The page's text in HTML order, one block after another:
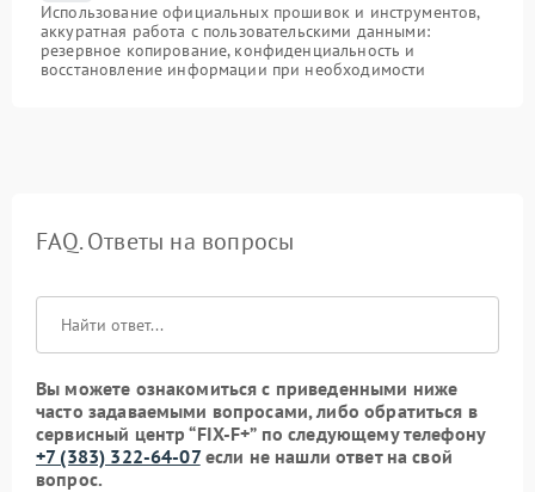
Использование официальных прошивок и инструментов,
аккуратная работа с пользовательскими данными:
резервное копирование, конфиденциальность и
восстановление информации при необходимости
FAQ. Ответы на вопросы
Вы можете ознакомиться с приведенными ниже
часто задаваемыми вопросами, либо обратиться в
сервисный центр “FIX-F+” по следующему телефону
+7 (383) 322-64-07если не нашли ответ на свой
вопрос.